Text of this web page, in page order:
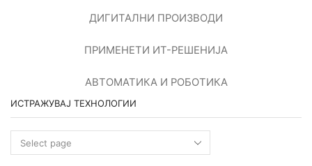
ДИГИТАЛНИ ПРОИЗВОДИ
ПРИМЕНEТИ ИТ-РЕШЕНИЈА
АВТОМАТИКА И РОБОТИКА
ИСТРАЖУВАЈ ТЕХНОЛОГИИ
технологии